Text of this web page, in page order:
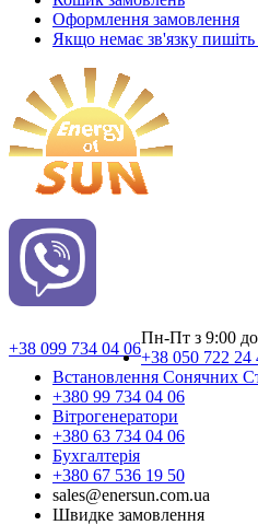
Оформлення замовлення
Якщо немає зв'язку
+38 099 734 04 06
Пн-Пт з 9:00
+38 050 722 24
Встановлення Сонячних
+380 99 734 04 06
Вітрогенератори
+380 63 734 04 06
Бухгалтерія
+380 67 536 19 50
sales@enersun.com.ua
Швидке замовлення